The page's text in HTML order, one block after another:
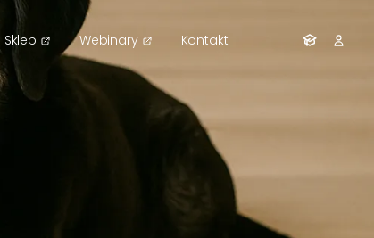
Sklep Webinary Kontakt